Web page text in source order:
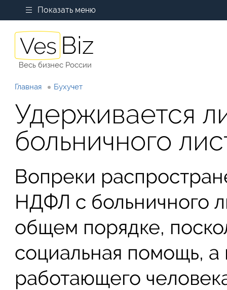
Показать меню
Весь бизнес России
Главная Бухучет
Удерживается
больничного
Вопреки
НДФЛ с больничного
общем порядке,
социальная помощь,
работающего